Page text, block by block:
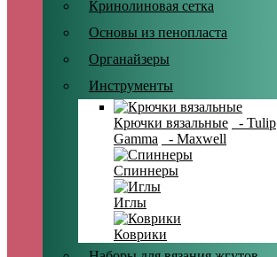
Кринолиновая сетка
Основы из пенопласта
Органайзеры
Инструменты
Крючки вязальные - Tulip
Gamma
- Maxwell
Спиннеры
Иглы
Коврики